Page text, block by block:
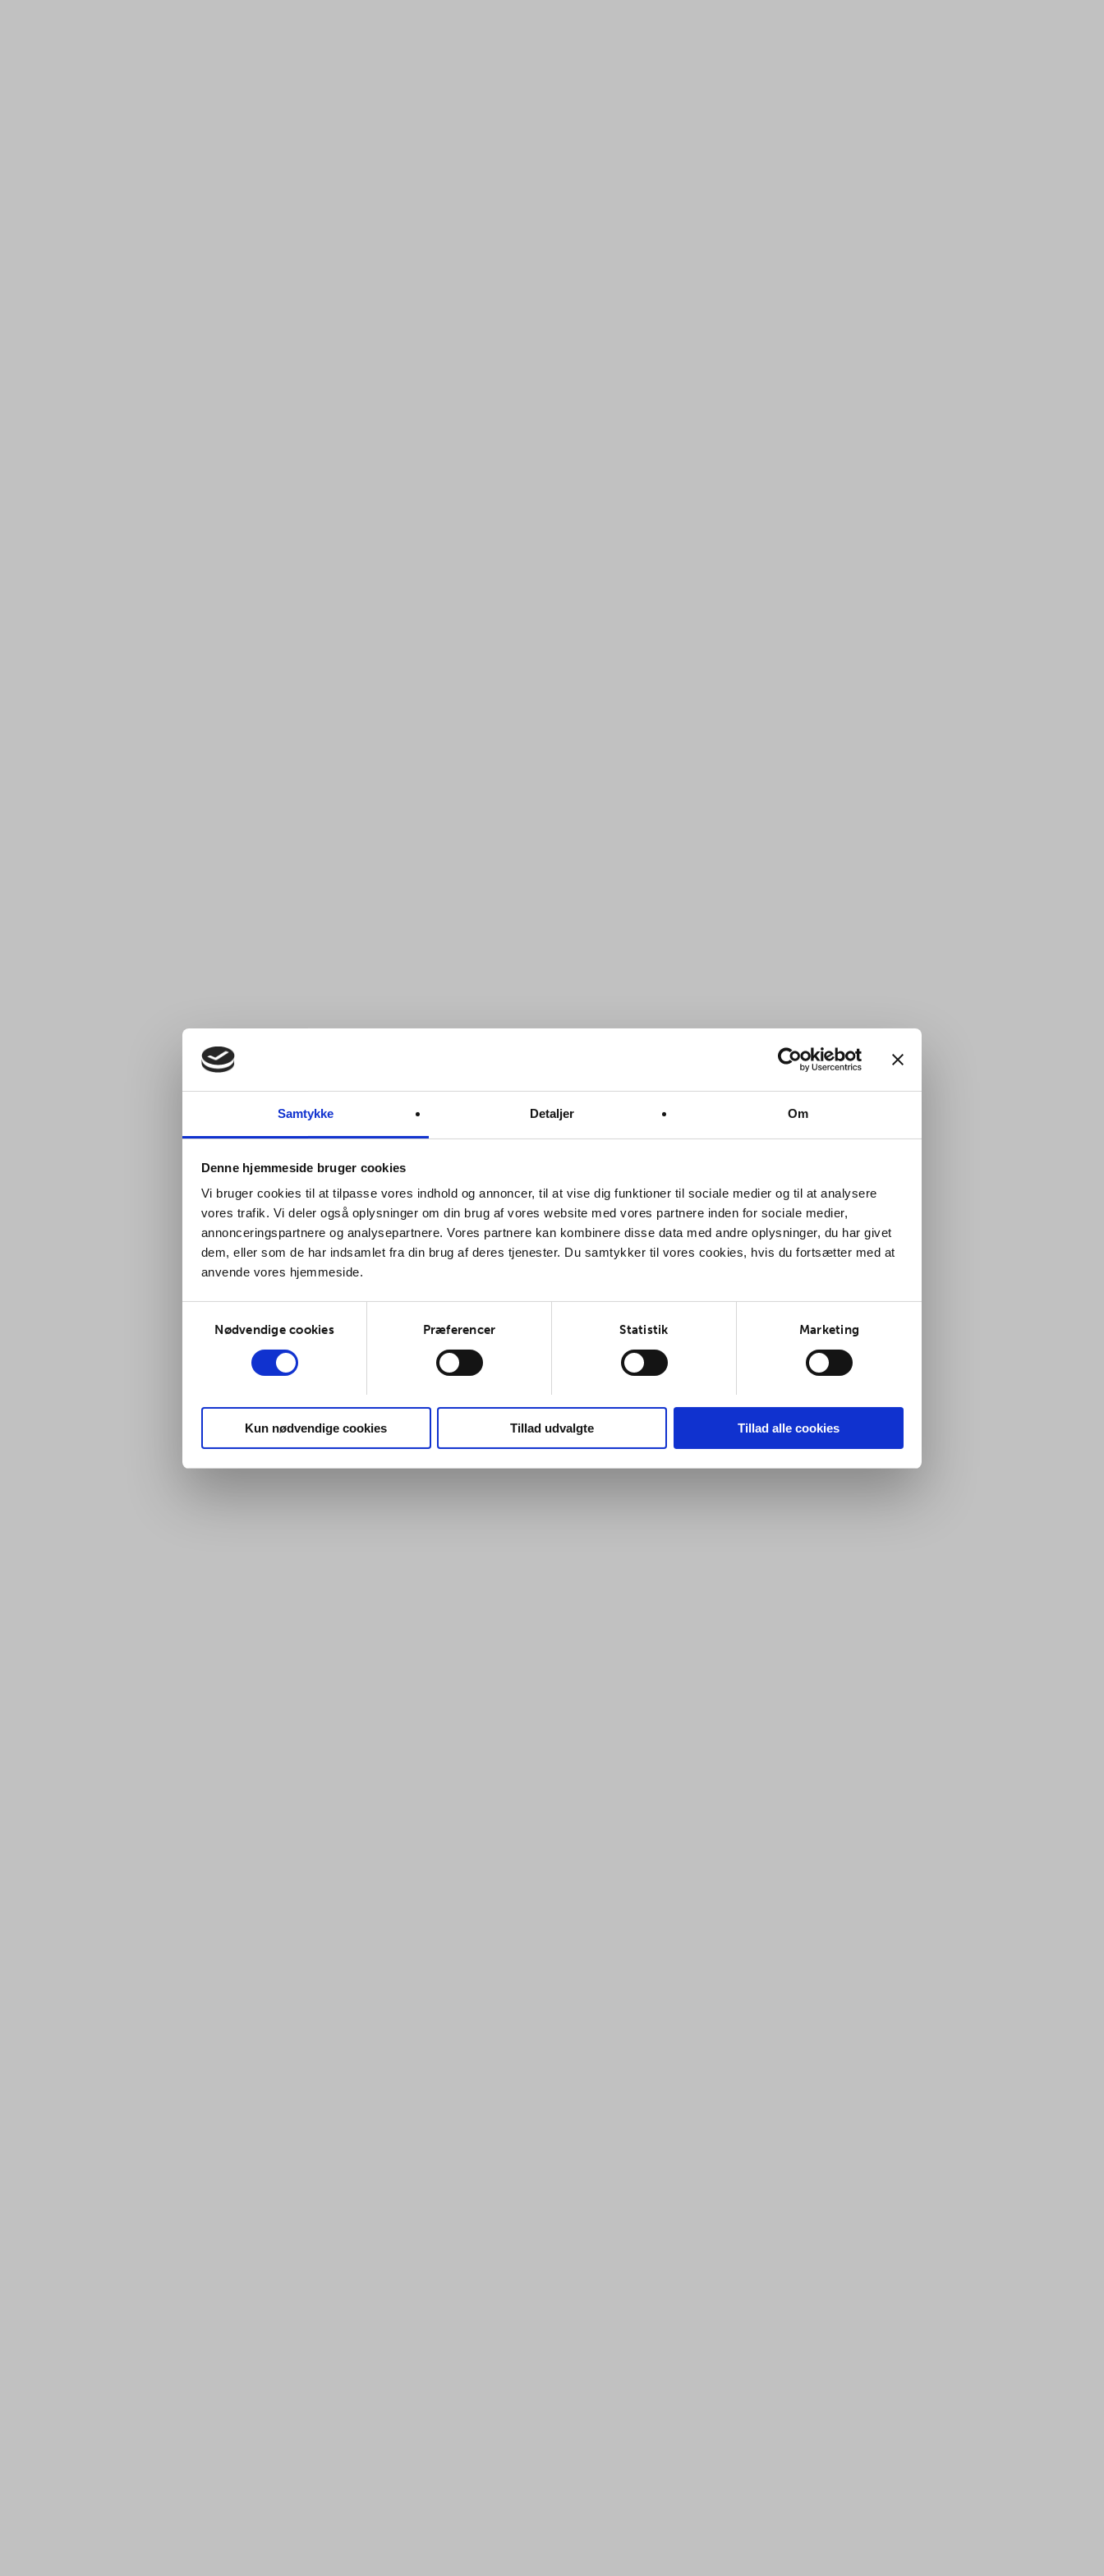
Samtykke Detaljer Om
Denne hjemmeside bruger cookies
Vi bruger cookies til at tilpasse vores indhold og annoncer, til at vise dig funktioner til sociale medier og til at analysere
vores trafik. Vi deler også oplysninger om din brug af vores website med vores partnere inden for sociale medier,
annonceringspartnere og analysepartnere. Vores partnere kan kombinere disse data med andre oplysninger, du har givet
dem, eller som de har indsamlet fra din brug af deres tjenester. Du samtykker til vores cookies, hvis du fortsætter med at
anvende vores hjemmeside.
Nødvendige cookies Præferencer Statistik Marketing
Kun nødvendige cookies Tillad udvalgte Tillad alle cookies